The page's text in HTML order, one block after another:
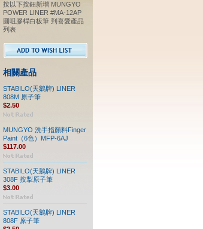
按以下按鈕新增 MUNGYO
POWER LINER #MA-12AP
圓咀膠桿白板筆 到喜愛產品
列表
相關產品
STABILO(天鵝牌) LINER
808M 原子筆
$2.50
MUNGYO 洗手指顏料Finger
Paint（6色）MFP-6AJ
$117.00
STABILO(天鵝牌) LINER
308F 按掣原子筆
$3.00
STABILO(天鵝牌) LINER
808F 原子筆